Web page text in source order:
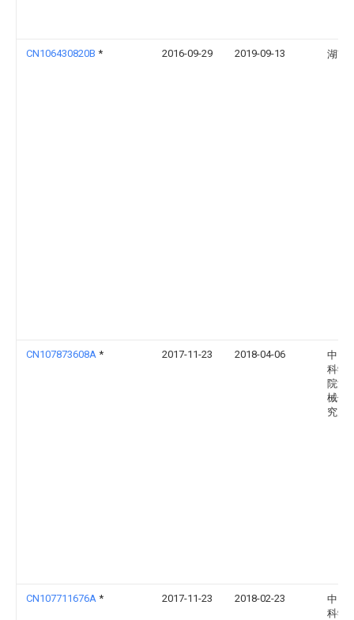
CN106430820B * 2016-09-29 2019-09-13 湖南
CN107873608A * 2017-11-23 2018-04-06
中国
科学
院渔
械仪
究所
CN107711676A * 2017-11-23 2018-02-23
中国
科学